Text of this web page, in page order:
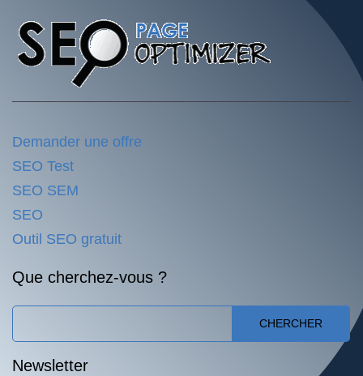
Demander une offre
SEO Test
SEO SEM
SEO
Outil SEO gratuit
Que cherchez-vous ?
CHERCHER
Newsletter